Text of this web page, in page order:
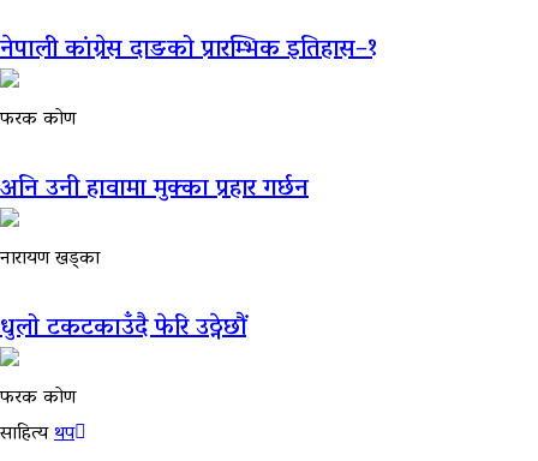
नेपाली कांग्रेस दाङको प्रारम्भिक इतिहास–१
फरक कोण
अनि उनी हावामा मुक्का प्रहार गर्छन
नारायण खड्का
धुलो टकटकाउँदै फेरि उठ्नेछौं
फरक कोण
साहित्यथप